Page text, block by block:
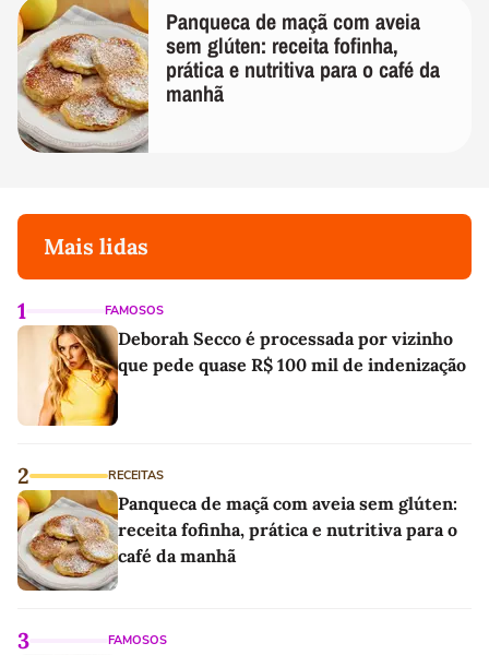
Panqueca de maçã com aveia
sem glúten: receita fofinha,
prática e nutritiva para o café da
manhã
Mais lidas
1 FAMOSOS
Deborah Secco é processada por vizinho
que pede quase R$ 100 mil de indenização
2 RECEITAS
Panqueca de maçã com aveia sem glúten:
receita fofinha, prática e nutritiva para o
café da manhã
3 FAMOSOS